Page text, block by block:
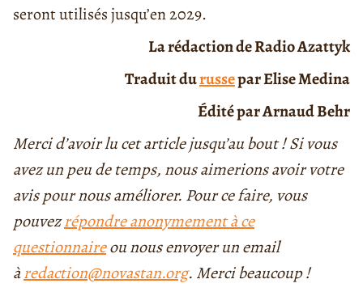
seront utilisés jusqu’en 2029.
La rédaction de Radio Azattyk
Traduit durussepar Elise Medina
Édité par Arnaud Behr
Merci d’avoir lu cet article jusqu’au bout ! Si vous
avez un peu de temps, nous aimerions avoir votre
avis pour nous améliorer. Pour ce faire, vous
pouvezrépondre anonymement à ce
questionnaireou nous envoyer un email
àredaction@novastan.org. Merci beaucoup !